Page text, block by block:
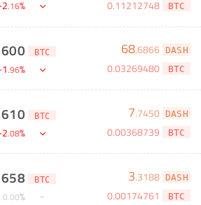
2.16% 0.11212748 BTC
BTC
1.96%
68.6866 DASH
0.03269480 BTC
BTC
2.08%
7.7450 DASH
0.00368739 BTC
BTC
0.00%
3.3188 DASH
0.00174761 BTC